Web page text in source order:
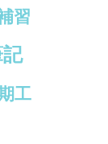
習
工